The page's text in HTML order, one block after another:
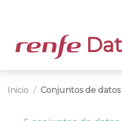
Inicio Conjuntos de datos